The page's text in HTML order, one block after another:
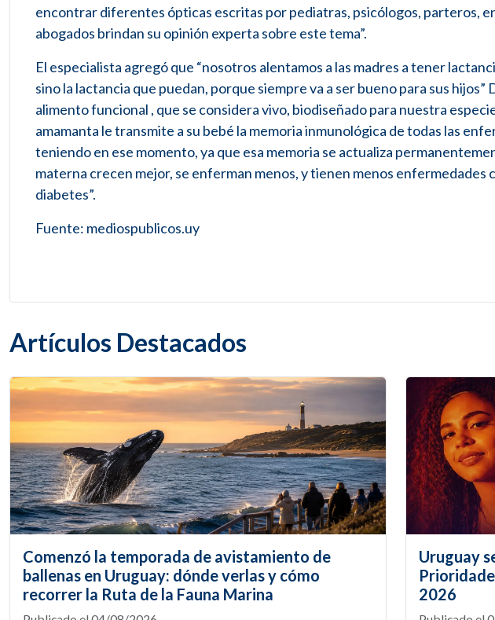
encontrar diferentes ópticas escritas por pediatras, psicólogos, parteros,
abogados brindan su opinión experta sobre este tema”.
El especialista agregó que “nosotros alentamos a las madres a tener
sino la lactancia que puedan, porque siempre va a ser bueno para sus
alimento funcional , que se considera vivo, biodiseñado para nuestra
amamanta le transmite a su bebé la memoria inmunológica de todas las
teniendo en ese momento, ya que esa memoria se actualiza
materna crecen mejor, se enferman menos, y tienen menos enfermedades
diabetes”.
Fuente: mediospublicos.uy
Artículos Destacados
Comenzó la temporada de avistamiento de
ballenas en Uruguay: dónde verlas y cómo
recorrer la Ruta de la Fauna Marina
Uruguay
2026